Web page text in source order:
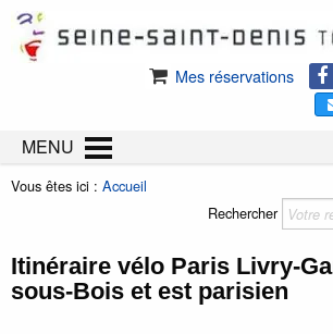
Mes réservations
MENU
Vous êtes ici : Accueil
Rechercher
Itinéraire vélo Paris Livry-
sous-Bois et est parisien